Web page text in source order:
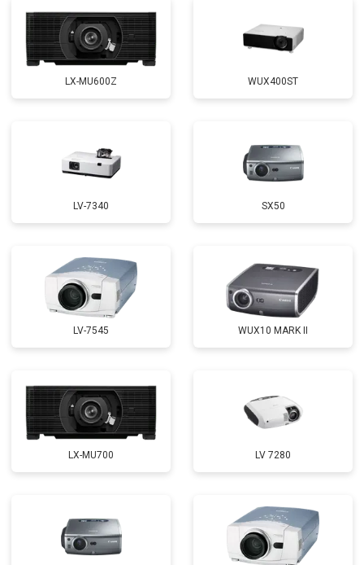
LX-MU600Z WUX400ST
LV-7340 SX50
LV-7545 WUX10 MARK II
LX-MU700 LV 7280